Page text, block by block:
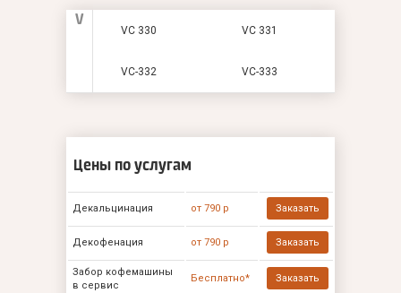
V
VC 330 VC 331
VC-332 VC-333
Цены по услугам
Декальцинация от 790 р Заказать
Декофенация от 790 р Заказать
Забор кофемашины
в сервис
Бесплатно* Заказать